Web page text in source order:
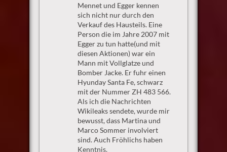
Mennet und Egger kennen
sich nicht nur durch den
Verkauf des Hausteils. Eine
Person die im Jahre 2007 mit
Egger zu tun hatte(und mit
diesen Aktionen) war ein
Mann mit Vollglatze und
Bomber Jacke. Er fuhr einen
Hyunday Santa Fe, schwarz
mit der Nummer ZH 483 566.
Als ich die Nachrichten
Wikileaks sendete, wurde mir
bewusst, dass Martina und
Marco Sommer involviert
sind. Auch Fröhlichs haben
Kenntnis.